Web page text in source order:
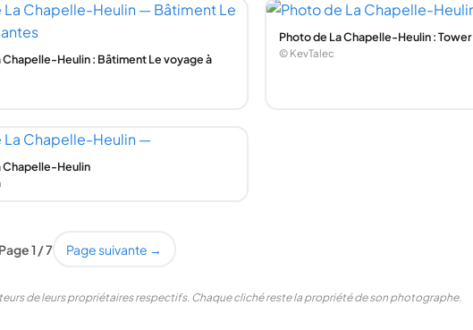
Chapelle-Heulin : Bâtiment Le voyage à
Photo de La Chapelle-Heulin : Tower
© KevTalec
Chapelle-Heulin
Page 1 / 7 Page suivante →
de leurs propriétaires respectifs. Chaque cliché reste la propriété de son photographe.